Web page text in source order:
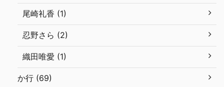
尾崎礼香 (1)
忍野さら (2)
織田唯愛 (1)
か行 (69)